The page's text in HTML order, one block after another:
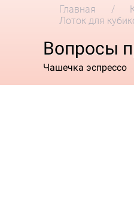
Главная
Лоток для
Вопросы
Чашечка эспрессо